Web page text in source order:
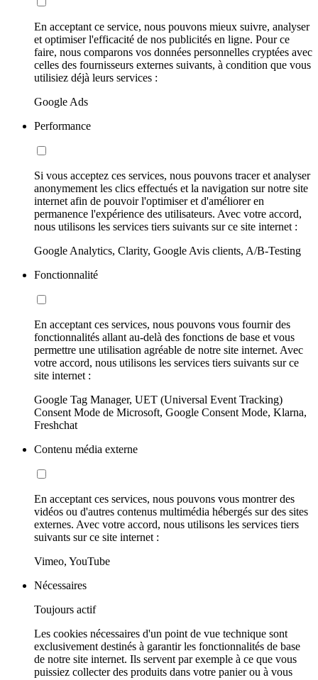
En acceptant ce service, nous pouvons mieux suivre, analyser
et optimiser l'efficacité de nos publicités en ligne. Pour ce
faire, nous comparons vos données personnelles cryptées avec
celles des fournisseurs externes suivants, à condition que vous
utilisiez déjà leurs services :
Google Ads
Performance
Si vous acceptez ces services, nous pouvons tracer et analyser
anonymement les clics effectués et la navigation sur notre site
internet afin de pouvoir l'optimiser et d'améliorer en
permanence l'expérience des utilisateurs. Avec votre accord,
nous utilisons les services tiers suivants sur ce site internet :
Google Analytics, Clarity, Google Avis clients, A/B-Testing
Fonctionnalité
En acceptant ces services, nous pouvons vous fournir des
fonctionnalités allant au-delà des fonctions de base et vous
permettre une utilisation agréable de notre site internet. Avec
votre accord, nous utilisons les services tiers suivants sur ce
site internet :
Google Tag Manager, UET (Universal Event Tracking)
Consent Mode de Microsoft, Google Consent Mode, Klarna,
Freshchat
Contenu média externe
En acceptant ces services, nous pouvons vous montrer des
vidéos ou d'autres contenus multimédia hébergés sur des sites
externes. Avec votre accord, nous utilisons les services tiers
suivants sur ce site internet :
Vimeo, YouTube
Nécessaires
Toujours actif
Les cookies nécessaires d'un point de vue technique sont
exclusivement destinés à garantir les fonctionnalités de base
de notre site internet. Ils servent par exemple à ce que vous
puissiez collecter des produits dans votre panier ou à vous